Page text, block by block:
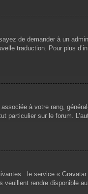
de demander à un
traduction. Pour plus
à votre rang,
sur le forum.
: le service «
rendre disponible